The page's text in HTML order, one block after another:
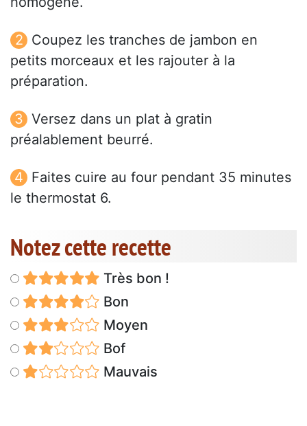
Coupez les tranches de jambon en
petits morceaux et les rajouter à la
préparation.
Versez dans un plat à gratin
préalablement beurré.
Faites cuire au four pendant 35 minutes
le thermostat 6.
Notez cette recette
Très bon !
Bon
Moyen
Bof
Mauvais